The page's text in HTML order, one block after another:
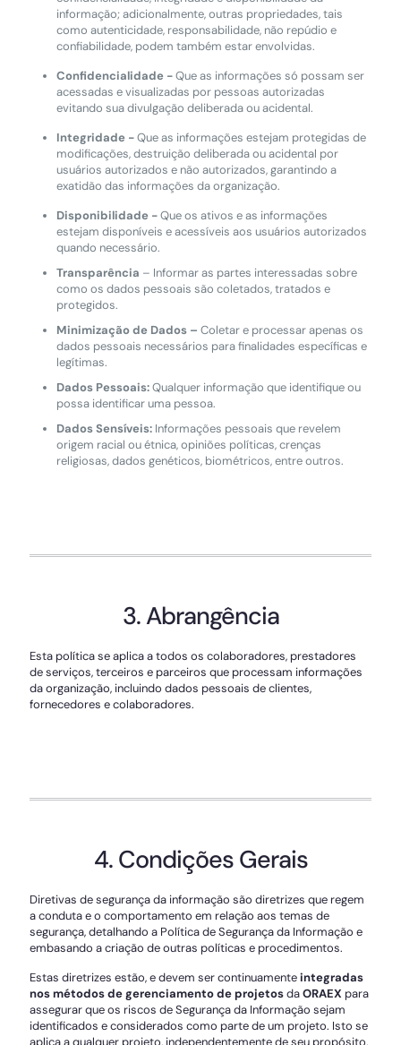
informação; adicionalmente, outras propriedades, tais
como autenticidade, responsabilidade, não repúdio e
confiabilidade, podem também estar envolvidas.
Confidencialidade -Que as informações só possam ser
acessadas e visualizadas por pessoas autorizadas
evitando sua divulgação deliberada ou acidental.
Integridade -Que as informações estejam protegidas de
modificações, destruição deliberada ou acidental por
usuários autorizados e não autorizados, garantindo a
exatidão das informações da organização.
Disponibilidade -Que os ativos e as informações
estejam disponíveis e acessíveis aos usuários autorizados
quando necessário.
Transparência – Informar as partes interessadas sobre
como os dados pessoais são coletados, tratados e
protegidos.
Minimização de Dados – Coletar e processar apenas os
dados pessoais necessários para finalidades específicas e
legítimas.
Dados Pessoais:Qualquer informação que identifique ou
possa identificar uma pessoa.
Dados Sensíveis: Informações pessoais que revelem
origem racial ou étnica, opiniões políticas, crenças
religiosas, dados genéticos, biométricos, entre outros.
3. Abrangência
Esta política se aplica a todos os colaboradores, prestadores
de serviços, terceiros e parceiros que processam informações
da organização, incluindo dados pessoais de clientes,
fornecedores e colaboradores.
4. Condições Gerais
Diretivas de segurança da informação são diretrizes que regem
a conduta e o comportamento em relação aos temas de
segurança, detalhando a Política de Segurança da Informação e
embasando a criação de outras políticas e procedimentos.
Estas diretrizes estão, e devem ser continuamenteintegradas
nos métodos de gerenciamento de projetosdaORAEX para
assegurar que os riscos de Segurança da Informação sejam
identificados e considerados como parte de um projeto. Isto se